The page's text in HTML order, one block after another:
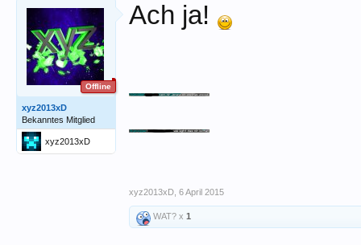
Offline
xyz2013xD
Bekanntes Mitglied
xyz2013xD
Ach ja!
xyz2013xD 6 April 2015
WAT? x 1